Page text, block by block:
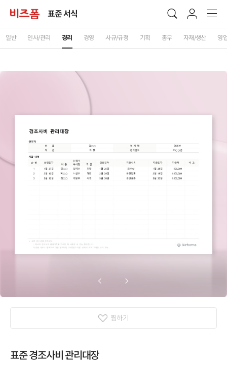
표준 서식
일반 인사/관리 경리 경영 사규/규정 기획 총무 자재/생산 영
찜하기
표준 경조사비 관리대장